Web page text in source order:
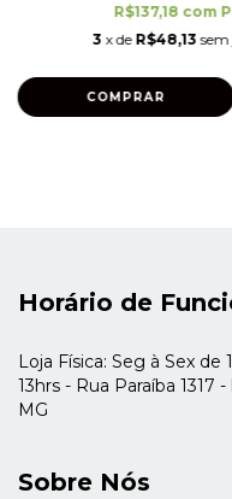
R$137,18 com
3 x de R$48,13
Horário de
Loja Física: Seg à Sex de
13hrs - Rua Paraíba 1317
MG
Sobre Nós